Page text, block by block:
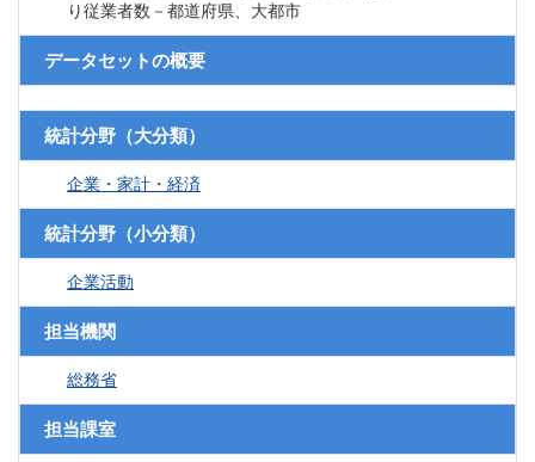
り従業者数－都道府県、大都市
データセットの概要
統計分野（大分類）
企業・家計・経済
統計分野（小分類）
企業活動
担当機関
総務省
担当課室